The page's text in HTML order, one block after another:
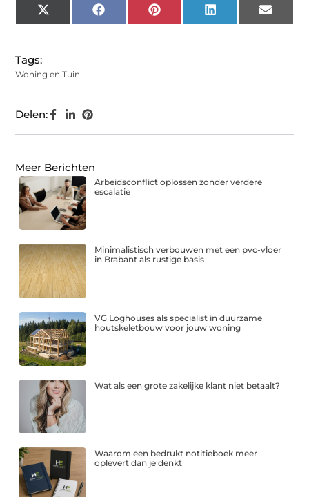
X
(Twitter)
Facebook Pinterest LinkedIn Email
Tags:
Woning en Tuin
Delen:
Meer Berichten
Arbeidsconflict oplossen zonder verdere
escalatie
Minimalistisch verbouwen met een pvc-vloer
in Brabant als rustige basis
VG Loghouses als specialist in duurzame
houtskeletbouw voor jouw woning
Wat als een grote zakelijke klant niet betaalt?
Waarom een bedrukt notitieboek meer
oplevert dan je denkt